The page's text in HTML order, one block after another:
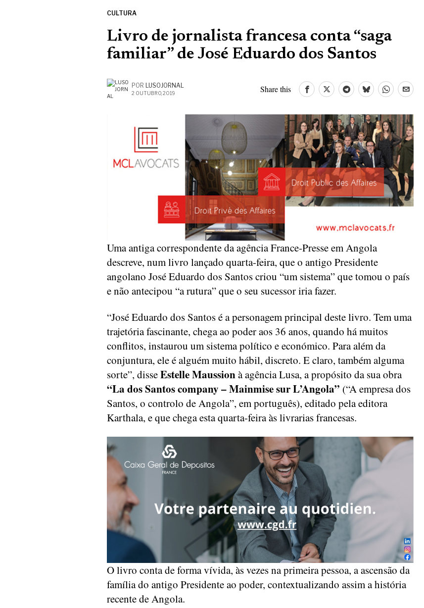
CULTURA
Livro de jornalista francesa conta “saga
familiar” de José Eduardo dos Santos
POR LUSOJORNAL
2 OUTUBRO, 2019 Share this
Uma antiga correspondente da agência France-Presse em Angola
descreve, num livro lançado quarta-feira, que o antigo Presidente
angolano José Eduardo dos Santos criou “um sistema” que tomou o país
e não antecipou “a rutura” que o seu sucessor iria fazer.
“José Eduardo dos Santos é a personagem principal deste livro. Tem uma
trajetória fascinante, chega ao poder aos 36 anos, quando há muitos
conflitos, instaurou um sistema político e económico. Para além da
conjuntura, ele é alguém muito hábil, discreto. E claro, também alguma
sorte”, disseEstelle Maussionà agência Lusa, a propósito da sua obra
“La dos Santos company – Mainmise sur L’Angola” (“A empresa dos
Santos, o controlo de Angola”, em português), editado pela editora
Karthala, e que chega esta quarta-feira às livrarias francesas.
O livro conta de forma vívida, às vezes na primeira pessoa, a ascensão da
família do antigo Presidente ao poder, contextualizando assim a história
recente de Angola.